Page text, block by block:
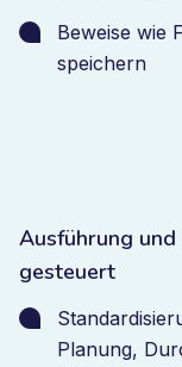
Beweise wie
speichern
Ausführung
gesteuert
Planung,